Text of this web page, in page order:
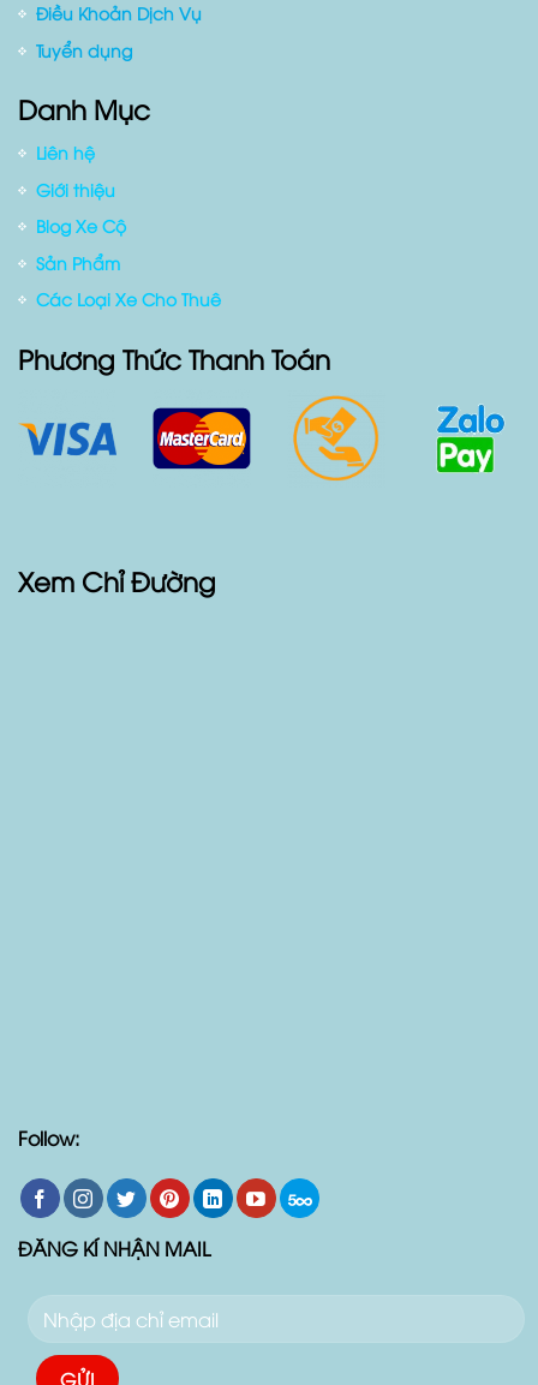
Điều Khoản Dịch Vụ
Tuyển dụng
Danh Mục
Liên hệ
Giới thiệu
Blog Xe Cộ
Sản Phẩm
Các Loại Xe Cho Thuê
Phương Thức Thanh Toán
Xem Chỉ Đường
Follow:
ĐĂNG KÍ NHẬN MAIL